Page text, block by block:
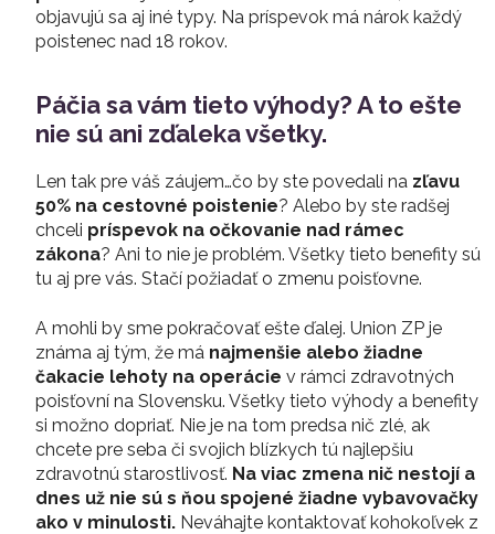
objavujú sa aj iné typy. Na príspevok má nárok každý
poistenec nad 18 rokov.
Páčia sa vám tieto výhody? A to ešte
nie sú ani zďaleka všetky.
Len tak pre váš záujem…čo by ste povedali na zľavu
50% na cestovné poistenie? Alebo by ste radšej
chceli príspevok na očkovanie nad rámec
zákona? Ani to nie je problém. Všetky tieto benefity sú
tu aj pre vás. Stačí požiadať o zmenu poisťovne.
A mohli by sme pokračovať ešte ďalej. Union ZP je
známa aj tým, že má najmenšie alebo žiadne
čakacie lehoty na operácie v rámci zdravotných
poisťovní na Slovensku. Všetky tieto výhody a benefity
si možno dopriať. Nie je na tom predsa nič zlé, ak
chcete pre seba či svojich blízkych tú najlepšiu
zdravotnú starostlivosť. Na viac zmena nič nestojí a
dnes už nie sú s ňou spojené žiadne vybavovačky
ako v minulosti. Neváhajte kontaktovať kohokoľvek z